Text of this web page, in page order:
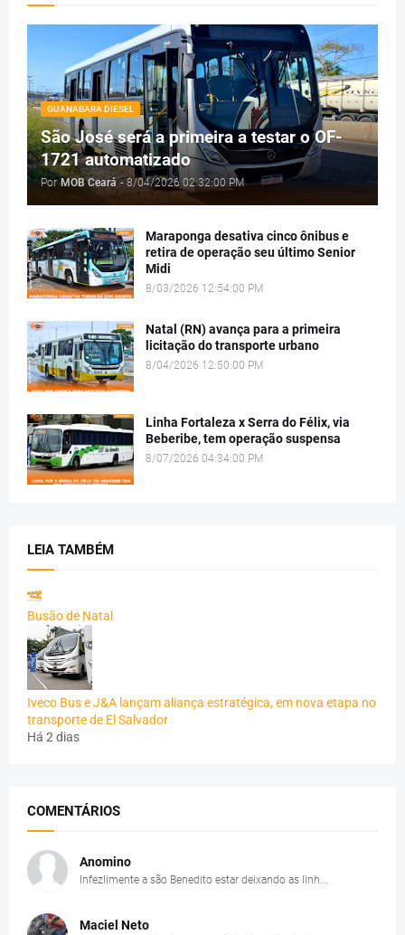
GUANABARA DIESEL
São José será a primeira a testar o OF-
1721 automatizado
Por MOB Ceará - 8/04/2026 02:32:00 PM
Maraponga desativa cinco ônibus e
retira de operação seu último Senior
Midi
8/03/2026 12:54:00 PM
Natal (RN) avança para a primeira
licitação do transporte urbano
8/04/2026 12:50:00 PM
Linha Fortaleza x Serra do Félix, via
Beberibe, tem operação suspensa
8/07/2026 04:34:00 PM
LEIA TAMBÉM
Busão de Natal
Iveco Bus e J&A lançam aliança estratégica, em nova etapa no
transporte de El Salvador
Há 2 dias
COMENTÁRIOS
Anomino
Infezlimente a são Benedito estar deixando as linh...
Maciel Neto